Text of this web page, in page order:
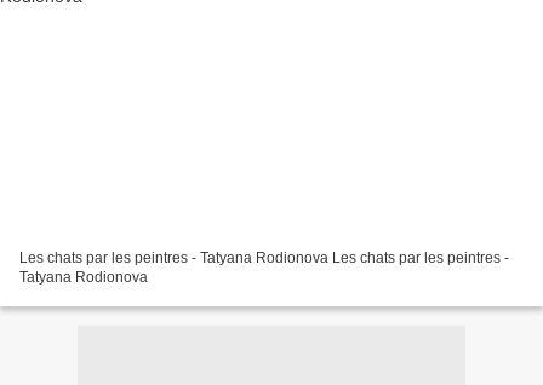
Les chats par les peintres - Tatyana Rodionova Les chats par les peintres -
Tatyana Rodionova